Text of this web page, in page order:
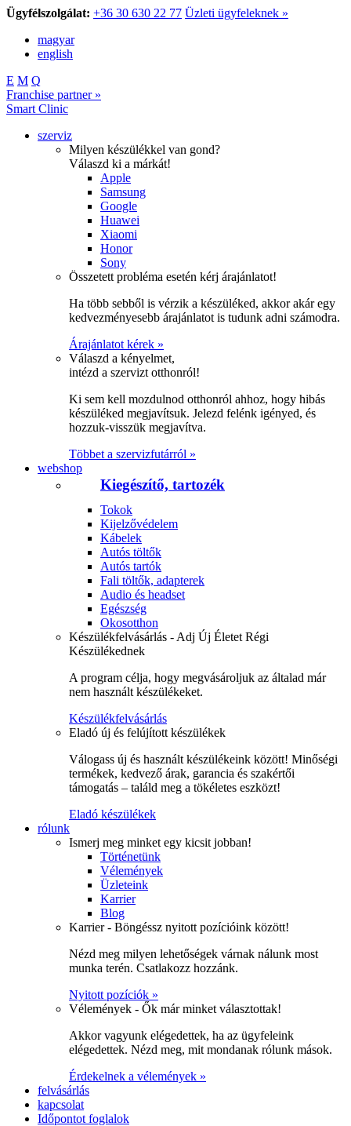
Ügyfélszolgálat: +36 30 630 22 77 Üzleti ügyfeleknek »
magyar
english
E M Q
Franchise partner »
Smart Clinic
szerviz
Milyen készülékkel van gond?
Válaszd ki a márkát!
Apple
Samsung
Google
Huawei
Xiaomi
Honor
Sony
Összetett probléma esetén kérj árajánlatot!
Ha több sebből is vérzik a készüléked, akkor akár egy
kedvezményesebb árajánlatot is tudunk adni számodra.
Árajánlatot kérek »
Válaszd a kényelmet,
intézd a szervizt otthonról!
Ki sem kell mozdulnod otthonról ahhoz, hogy hibás
készüléked megjavítsuk. Jelezd felénk igényed, és
hozzuk-visszük megjavítva.
Többet a szervizfutárról »
webshop
Kiegészítő, tartozék
Tokok
Kijelzővédelem
Kábelek
Autós töltők
Autós tartók
Fali töltők, adapterek
Audio és headset
Egészség
Okosotthon
Készülékfelvásárlás - Adj Új Életet Régi
Készülékednek
A program célja, hogy megvásároljuk az általad már
nem használt készülékeket.
Készülékfelvásárlás
Eladó új és felújított készülékek
Válogass új és használt készülékeink között! Minőségi
termékek, kedvező árak, garancia és szakértői
támogatás – találd meg a tökéletes eszközt!
Eladó készülékek
rólunk
Ismerj meg minket egy kicsit jobban!
Történetünk
Vélemények
Üzleteink
Karrier
Blog
Karrier - Böngéssz nyitott pozícióink között!
Nézd meg milyen lehetőségek várnak nálunk most
munka terén. Csatlakozz hozzánk.
Nyitott pozíciók »
Vélemények - Ők már minket választottak!
Akkor vagyunk elégedettek, ha az ügyfeleink
elégedettek. Nézd meg, mit mondanak rólunk mások.
Érdekelnek a vélemények »
felvásárlás
kapcsolat
Időpontot foglalok